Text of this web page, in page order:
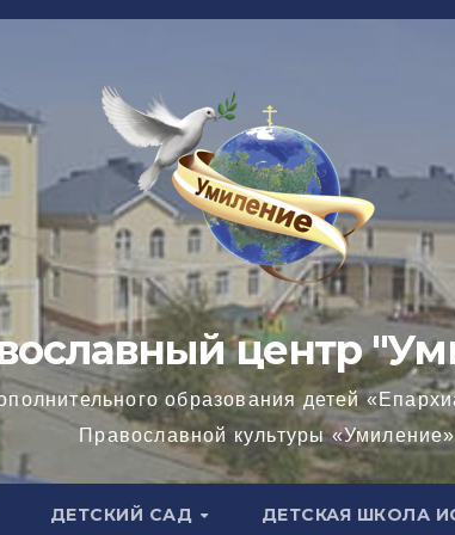
центр
образования детей
Православной культуры «Умиление»
ДЕТСКИЙ САД ДЕТСКАЯ ШКОЛА